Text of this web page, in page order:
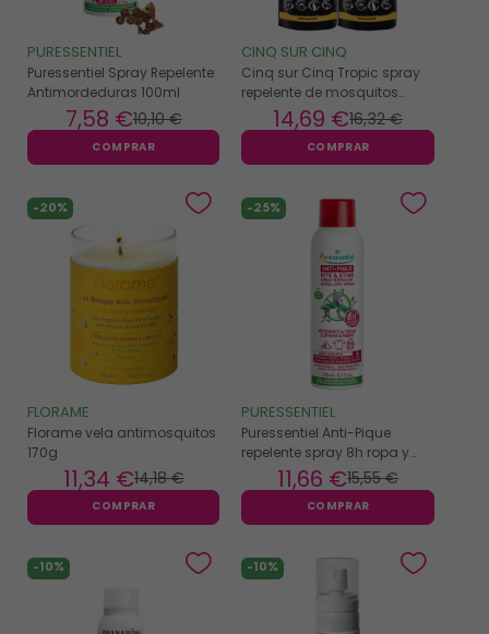
PURESSENTIEL
Puressentiel Spray Repelente
Antimordeduras 100ml
10,10 €
7,58 €
COMPRAR
CINQ SUR CINQ
Cinq sur Cinq Tropic spray
repelente de mosquitos
2x75ml pack
16,32 €
14,69 €
COMPRAR
-20%
FLORAME
Florame vela antimosquitos
170g
14,18 €
11,34 €
COMPRAR
-25%
PURESSENTIEL
Puressentiel Anti-Pique
repelente spray 8h ropa y
tejidos 150ml
15,55 €
11,66 €
COMPRAR
-10% -10%